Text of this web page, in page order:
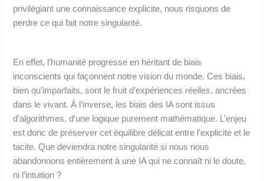
privilégiant une connaissance explicite, nous risquons de
perdre ce qui fait notre singularité.
En effet, l’humanité progresse en héritant de biais
inconscients qui façonnent notre vision du monde. Ces biais,
bien qu’imparfaits, sont le fruit d’expériences réelles, ancrées
dans le vivant. À l’inverse, les biais des IA sont issus
d’algorithmes, d’une logique purement mathématique. L’enjeu
est donc de préserver cet équilibre délicat entre l’explicite et le
tacite. Que deviendra notre singularité si nous nous
abandonnons entièrement à une IA qui ne connaît ni le doute,
ni l’intuition ?